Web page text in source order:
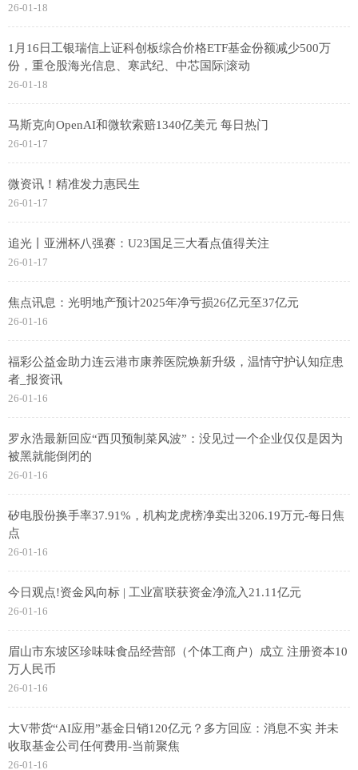
26-01-18
1月16日工银瑞信上证科创板综合价格ETF基金份额减少500万
份，重仓股海光信息、寒武纪、中芯国际|滚动
26-01-18
马斯克向OpenAI和微软索赔1340亿美元 每日热门
26-01-17
微资讯！精准发力惠民生
26-01-17
追光丨亚洲杯八强赛：U23国足三大看点值得关注
26-01-17
焦点讯息：光明地产预计2025年净亏损26亿元至37亿元
26-01-16
福彩公益金助力连云港市康养医院焕新升级，温情守护认知症患
者_报资讯
26-01-16
罗永浩最新回应“西贝预制菜风波”：没见过一个企业仅仅是因为
被黑就能倒闭的
26-01-16
矽电股份换手率37.91%，机构龙虎榜净卖出3206.19万元-每日焦
点
26-01-16
今日观点!资金风向标 | 工业富联获资金净流入21.11亿元
26-01-16
眉山市东坡区珍味味食品经营部（个体工商户）成立 注册资本10
万人民币
26-01-16
大V带货“AI应用”基金日销120亿元？多方回应：消息不实 并未
收取基金公司任何费用-当前聚焦
26-01-16